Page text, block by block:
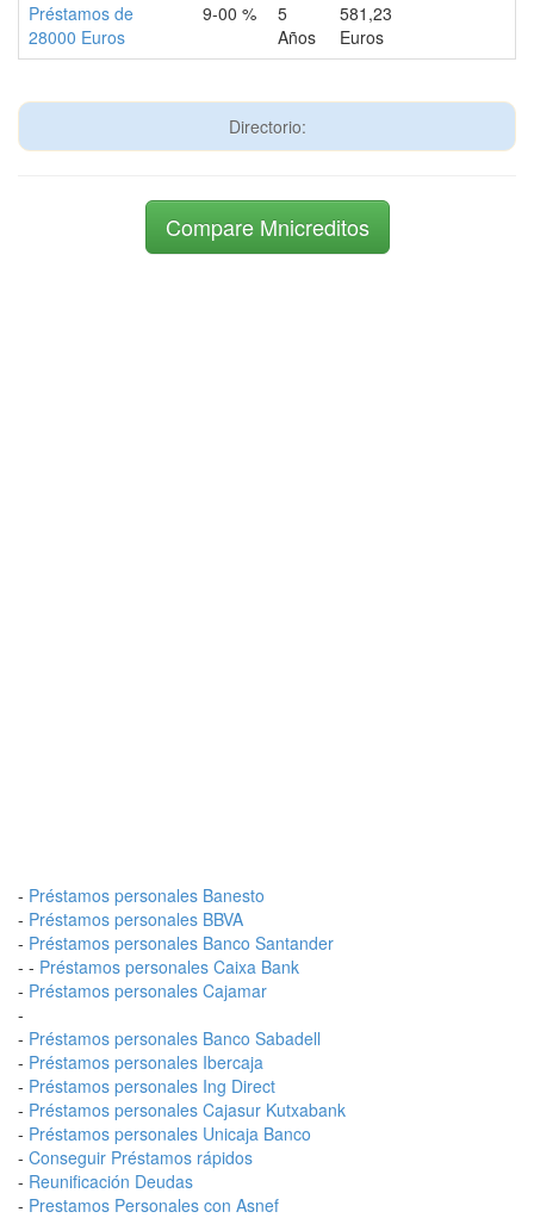
Préstamos de
28000 Euros
9-00 %
5
Años
581,23
Euros
Directorio:
Compare Mnicreditos
- Préstamos personales Banesto
- Préstamos personales BBVA
- Préstamos personales Banco Santander
- - Préstamos personales Caixa Bank
- Préstamos personales Cajamar
-
- Préstamos personales Banco Sabadell
- Préstamos personales Ibercaja
- Préstamos personales Ing Direct
- Préstamos personales Cajasur Kutxabank
- Préstamos personales Unicaja Banco
- Conseguir Préstamos rápidos
- Reunificación Deudas
- Prestamos Personales con Asnef